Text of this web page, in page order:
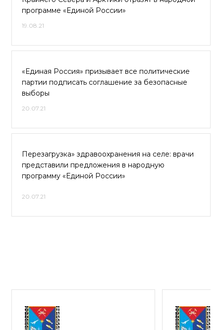
программе «Единой России»
19.08.21
«Единая Россия» призывает все политические
партии подписать соглашение за безопасные
выборы
20.07.21
Перезагрузка» здравоохранения на селе: врачи
представили предложения в народную
программу «Единой России»
20.07.21